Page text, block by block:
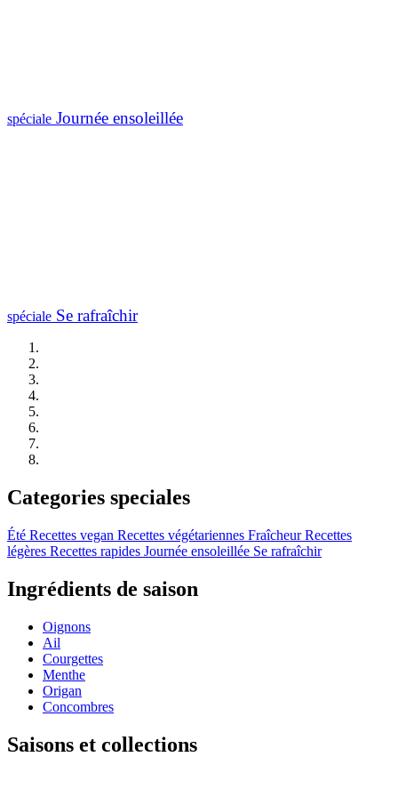
spéciale Journée ensoleillée
spéciale Se rafraîchir
Categories speciales
Été Recettes vegan Recettes végétariennes Fraîcheur Recettes
légères Recettes rapides Journée ensoleillée Se rafraîchir
Ingrédients de saison
Oignons
Ail
Courgettes
Menthe
Origan
Concombres
Saisons et collections